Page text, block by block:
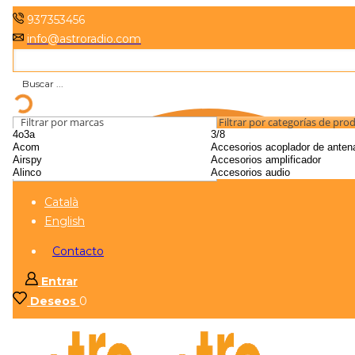
937353456
info@astroradio.com
Filtrar por marcas Filtrar por categorías de
Català
English
Contacto
Entrar
Deseos 0